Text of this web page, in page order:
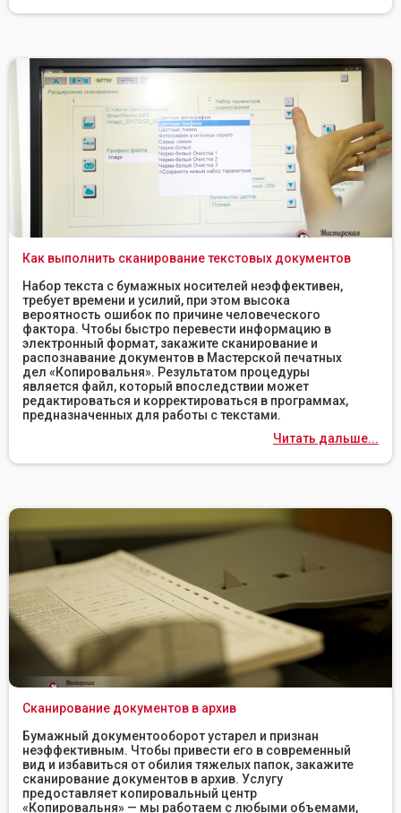
Как выполнить сканирование текстовых документов
Набор текста с бумажных носителей неэффективен,
требует времени и усилий, при этом высока
вероятность ошибок по причине человеческого
фактора. Чтобы быстро перевести информацию в
электронный формат, закажите сканирование и
распознавание документов в Мастерской печатных
дел «Копировальня». Результатом процедуры
является файл, который впоследствии может
редактироваться и корректироваться в программах,
предназначенных для работы с текстами.
Читать дальше...
Сканирование документов в архив
Бумажный документооборот устарел и признан
неэффективным. Чтобы привести его в современный
вид и избавиться от обилия тяжелых папок, закажите
сканирование документов в архив. Услугу
предоставляет копировальный центр
«Копировальня» — мы работаем с любыми объемами,